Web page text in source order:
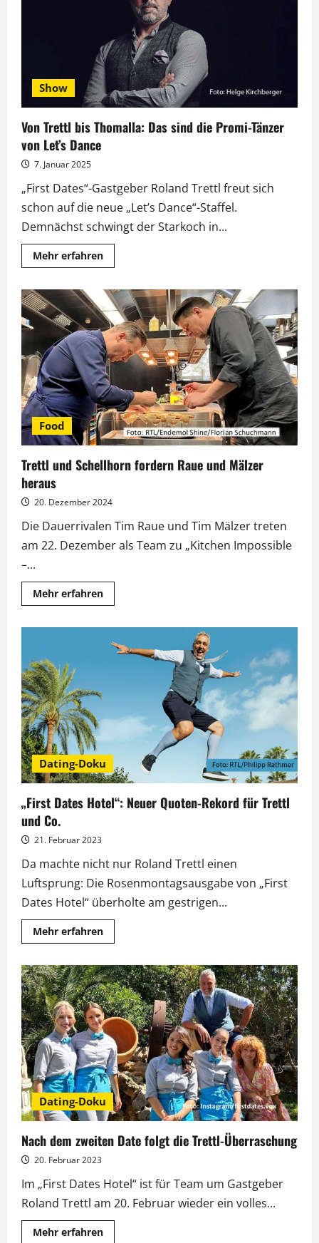
Dance“-
Bühne
Show
Von Trettl bis Thomalla: Das sind die Promi-Tänzer
von Let’s Dance
7. Januar 2025
„First Dates“-Gastgeber Roland Trettl freut sich
schon auf die neue „Let’s Dance“-Staffel.
Demnächst schwingt der Starkoch in...
Mehr erfahrenMehr
Informationen
Trettl
bis
Thomalla:
Das
sind
die
Promi-
Tänzer
von
Let’s
Dance
Food
Trettl und Schellhorn fordern Raue und Mälzer
heraus
20. Dezember 2024
Die Dauerrivalen Tim Raue und Tim Mälzer treten
am 22. Dezember als Team zu „Kitchen Impossible
–...
Mehr erfahrenMehr
Informationen
Schellhorn
fordern
heraus
Dating-Doku
„First Dates Hotel“: Neuer Quoten-Rekord für Trettl
und Co.
21. Februar 2023
Da machte nicht nur Roland Trettl einen
Luftsprung: Die Rosenmontagsausgabe von „First
Dates Hotel“ überholte am gestrigen...
Mehr erfahrenMehr
Informationen
Dates
Hotel“:
Neuer
Quoten-
Rekord
für
Trettl
und
Co.
Dating-Doku
Nach dem zweiten Date folgt die Trettl-Überraschung
20. Februar 2023
Im „First Dates Hotel“ ist für Team um Gastgeber
Roland Trettl am 20. Februar wieder ein volles...
Mehr erfahrenMehr